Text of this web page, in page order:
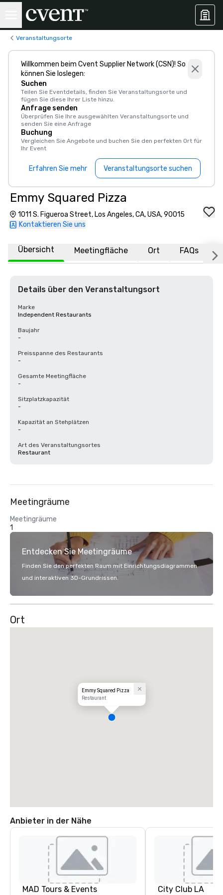
Veranstaltungsorte
Willkommen beim Cvent Supplier Network (CSN)! So
können Sie loslegen:
Suchen
Teilen Sie Eventdetails, finden Sie Veranstaltungsorte und
fügen Sie diese Ihrer Liste hinzu.
Anfrage senden
Überprüfen Sie Ihre ausgewählten Veranstaltungsorte und
senden Sie eine Anfrage
Buchung
Vergleichen Sie Angebote und buchen Sie den perfekten Ort für
Ihr Event
Erfahren Sie mehr Veranstaltungsorte suchen
Emmy Squared Pizza
1011 S. Figueroa Street, Los Angeles, CA, USA, 90015
Kontaktieren Sie uns
Übersicht Meetingfläche Ort FAQs
Details über den Veranstaltungsort
Marke
Independent Restaurants
Baujahr
-
Preisspanne des Restaurants
-
Gesamte Meetingfläche
-
Sitzplatzkapazität
-
Kapazität an Stehplätzen
-
Art des Veranstaltungsortes
Restaurant
Meetingräume
Meetingräume
1
Entdecken Sie Meetingräume
Finden Sie den perfekten Raum mit Einrichtungsdiagrammen
und interaktiven 3D-Grundrissen.
Ort
Emmy Squared Pizza
Restaurant
Anbieter in der Nähe
MAD Tours & Events City Club LA